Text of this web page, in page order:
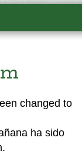
changed to
ha sido